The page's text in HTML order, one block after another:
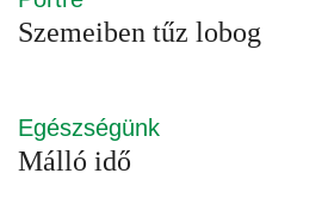
Szemeiben tűz lobog
Egészségünk
Málló idő